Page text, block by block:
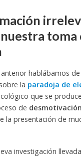
toma
hablábamos
la paradoja de
que se
de desmotivación
la presentación de
investigación